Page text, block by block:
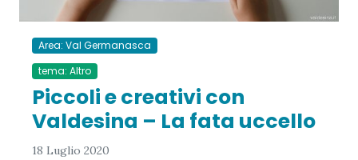
Area: Val Germanasca
tema: Altro
Piccoli e creativi con
Valdesina – La fata uccello
18 Luglio 2020